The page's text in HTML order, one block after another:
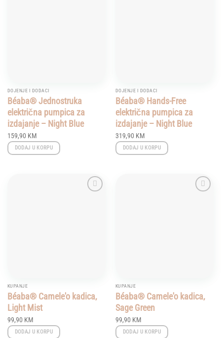
DOJENJE I DODACI
Béaba® Jednostruka
električna pumpica za
izdajanje – Night Blue
159,90 KM
DODAJ U KORPU
DOJENJE I DODACI
Béaba® Hands-Free
električna pumpica za
izdajanje – Night Blue
319,90 KM
DODAJ U KORPU
KUPANJE
Béaba® Camele'o kadica,
Light Mist
99,90 KM
DODAJ U KORPU
KUPANJE
Béaba® Camele'o kadica,
Sage Green
99,90 KM
DODAJ U KORPU